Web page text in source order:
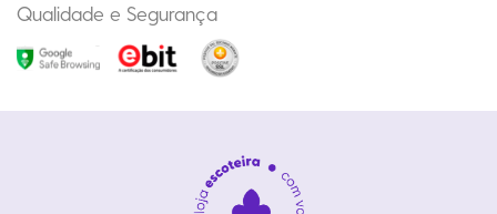
Qualidade e Segurança